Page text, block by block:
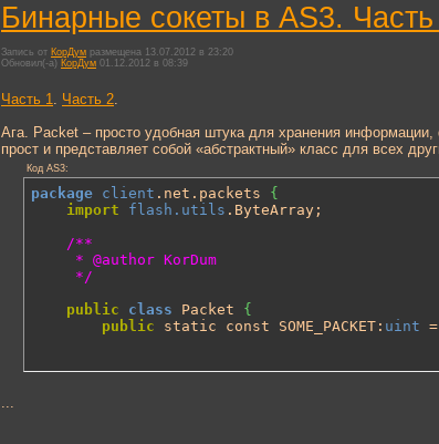
Бинарные сокеты в AS3.
Запись от КорДум размещена 13.07.2012 в 23:20
Обновил(-а) КорДум 01.12.2012 в 08:39
Часть 1. Часть 2.
Ага. Packet – просто удобная штука для хранения
прост и представляет собой «абстрактный» класс для всех
Код AS3:
package client .net.packets {
import
flash.utils .ByteArray;
/**
	 */
public
class Packet {
public static const SOME_PACKET: uint
...